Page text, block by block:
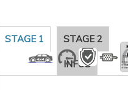
STAGE 1 STAGE 2
INFOS